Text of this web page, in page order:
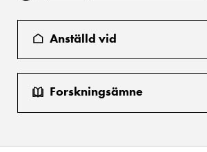
Anställd vid
Forskningsämne